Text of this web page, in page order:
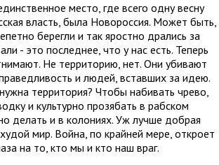
место, где всего одну весну
власть, была Новороссия. Может быть,
берегли и так яростно дрались за
- это последнее, что у нас есть. Теперь
Не территорию, нет. Они убивают
и людей, вставших за идею.
территория? Чтобы набивать чрево,
и культурно прозябать в рабском
делать и в колониях. Уж лучше добрая
мир. Война, по крайней мере, откроет
на то, кто мы и кто наш враг.